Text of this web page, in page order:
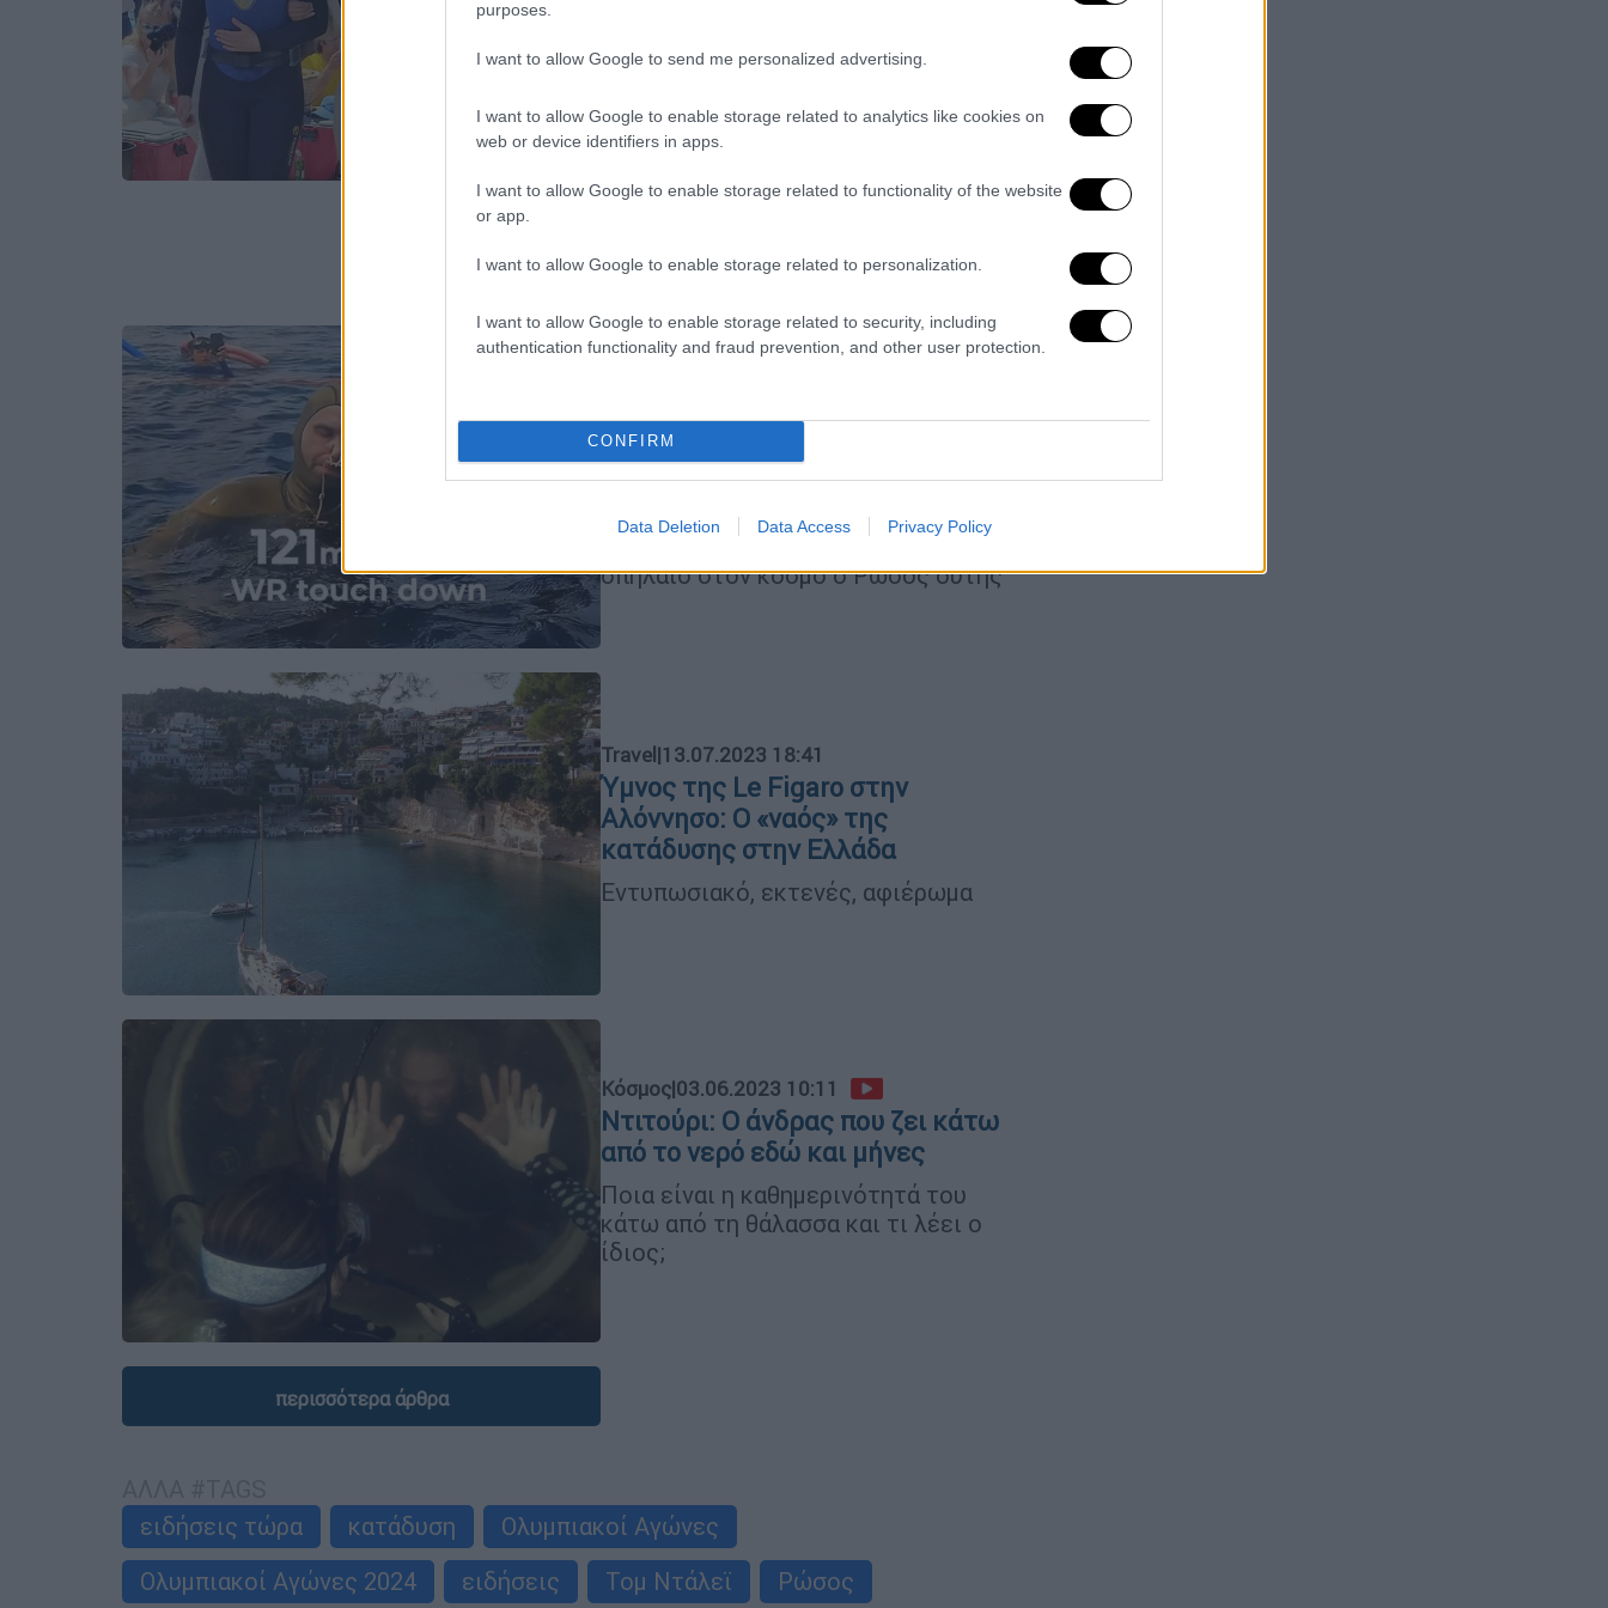
purposes.
I want to allow Google to send me personalized advertising.
I want to allow Google to enable storage related to analytics like cookies on
web or device identifiers in apps.
I want to allow Google to enable storage related to functionality of the website
or app.
I want to allow Google to enable storage related to personalization.
I want to allow Google to enable storage related to security, including
authentication functionality and fraud prevention, and other user protection.
CONFIRM
Data Deletion Data Access Privacy Policy
Σακελάρης Κουτούζης που
που το 1863 έκανε την πρώτη
κατάδυση με σκάφανδρο στα νερά της
Σύμης για να πείσει τους
συμπατριώτες της να
μοντέλο του αγάλματος.
άνω των 100 μέτρων σε λιγότερο
από πέντε λεπτά και έσπασε δύο
Στο δεύτερο βαθύτερο θαλάσσιο
σπήλαιο στον κόσμο ο Ρώσος δύτης
Travel|13.07.2023 18:41
Ύμνος της Le Figaro στην
Αλόννησο: Ο «ναός» της
κατάδυσης στην Ελλάδα
Εντυπωσιακό, εκτενές, αφιέρωμα
Κόσμος|03.06.2023 10:11
Ντιτούρι: Ο άνδρας που ζει κάτω
από το νερό εδώ και μήνες
Ποια είναι η καθημερινότητά του
κάτω από τη θάλασσα και τι λέει ο
ίδιος;
περισσότερα άρθρα
ειδήσεις τώρα
κατάδυση
Ολυμπιακοί Αγώνες
Ολυμπιακοί Αγώνες 2024
ειδήσεις Τομ Ντάλεϊ Ρώσος